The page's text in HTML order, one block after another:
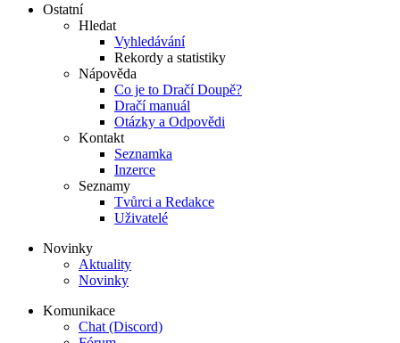
Ostatní
Hledat
Vyhledávání
Rekordy a statistiky
Nápověda
Co je to Dračí Doupě?
Dračí manuál
Otázky a Odpovědi
Kontakt
Seznamka
Inzerce
Seznamy
Tvůrci a Redakce
Uživatelé
Novinky
Aktuality
Novinky
Komunikace
Chat (Discord)